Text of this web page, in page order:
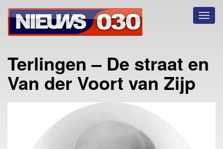
Terlingen – De straat en
Van der Voort van Zijp